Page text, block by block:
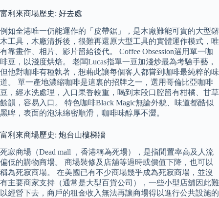
富利來商場歷史: 好去處
例如全港唯一仍能運作的「皮帶鋸」，是木廠難能可貴的大型鎅
木工具，木廠清拆後，很難再還原大型工具的實體運作模式，唯
有靠畫作、相片、影片留給後代。 Coffee Obsession選用單一咖
啡豆，以淺度烘焙。 老闆Lucas指單一豆加淺炒最為考驗手藝，
但他對咖啡有種執著，想藉此讓每個客人都嘗到咖啡最純粹的味
道。 單一產地濃縮咖啡是這裏的招牌之一，選用哥倫比亞咖啡
豆，經水洗處理，入口果香較重，喝到末段口腔留有柑橘、甘草
餘韻，容易入口。 特色咖啡Black Magic無論外貌、味道都酷似
黑啤，表面的泡沫綿密順滑，咖啡味醇厚不澀。
富利來商場歷史: 炮台山樓梯牆
死寂商場（Dead mall ，香港稱為死場），是指閒置率高及人流
偏低的購物商場。 商場裝修及店舖等過時或價值下降，也可以
稱為死寂商場。 在美國已有不少商場幾乎成為死寂商場，並沒
有主要商家支持（通常是大型百貨公司），一些小型店舖因此難
以經營下去，商戶的租金收入無法再讓商場得以進行公共設施的